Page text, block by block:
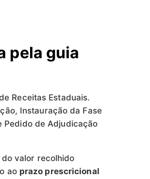
pela guia
Receitas Estaduais.
Instauração da Fase
Pedido de Adjudicação
valor recolhido
ao prazo prescricional